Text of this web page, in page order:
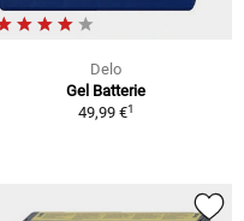
Delo
Gel Batterie
49,99 €1